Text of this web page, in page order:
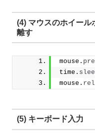
(4) マウスのホイール
離す
mouse.
time.
mouse.
(5) キーボード入力